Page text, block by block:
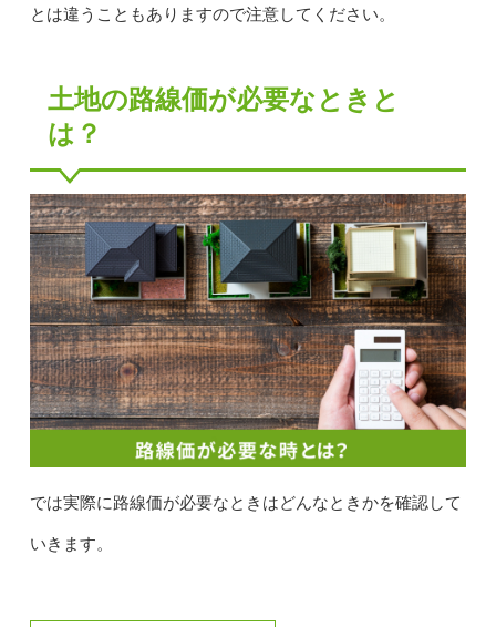
とは違うこともありますので注意してください。
土地の路線価が必要なときと
は？
では実際に路線価が必要なときはどんなときかを確認して
いきます。